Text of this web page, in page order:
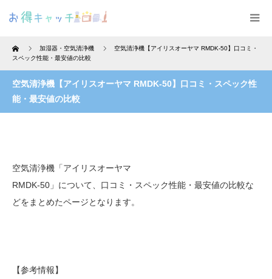
Home 加湿器・空気清浄機
空気清浄機【アイリスオーヤマ RMDK-50】口コミ・
スペック性能・最安値の比較
空気清浄機【アイリスオーヤマ RMDK-50】口コミ・スペック性
能・最安値の比較
空気清浄機「アイリスオーヤマ
RMDK-50」について、口コミ・スペック性能・最安値の比較な
どをまとめたページとなります。
【参考情報】